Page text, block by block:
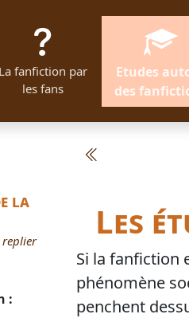
La fanfiction par
les fans
Etudes
des
la
replier
:
Les
Si la fanfiction
phénomène
penchent